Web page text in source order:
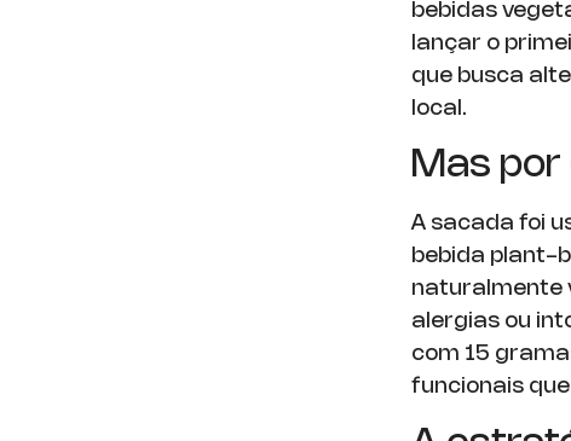
bebidas
lançar o
que busca
local.
Mas por
A sacada foi
bebida plant-
naturalmente
alergias ou
com 15
funcionais